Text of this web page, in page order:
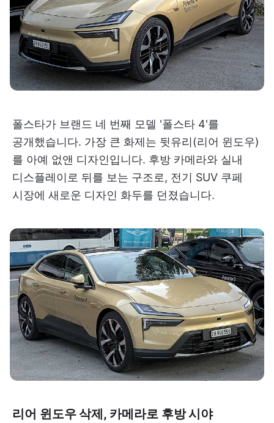
폴스타가 브랜드 네 번째 모델 '폴스타 4'를
공개했습니다. 가장 큰 화제는 뒷유리(리어 윈도우)
를 아예 없앤 디자인입니다. 후방 카메라와 실내
디스플레이로 뒤를 보는 구조로, 전기 SUV 쿠페
시장에 새로운 디자인 화두를 던졌습니다.
리어 윈도우 삭제, 카메라로 후방 시야